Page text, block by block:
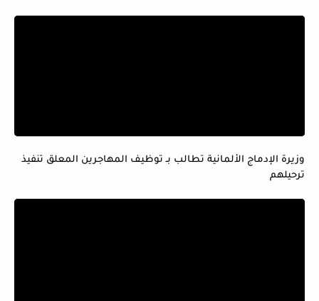
وزيرة الإدماج الألمانية تطالب بـ توظيف المهاجرين المعلق تنفيذ
ترحيلهم